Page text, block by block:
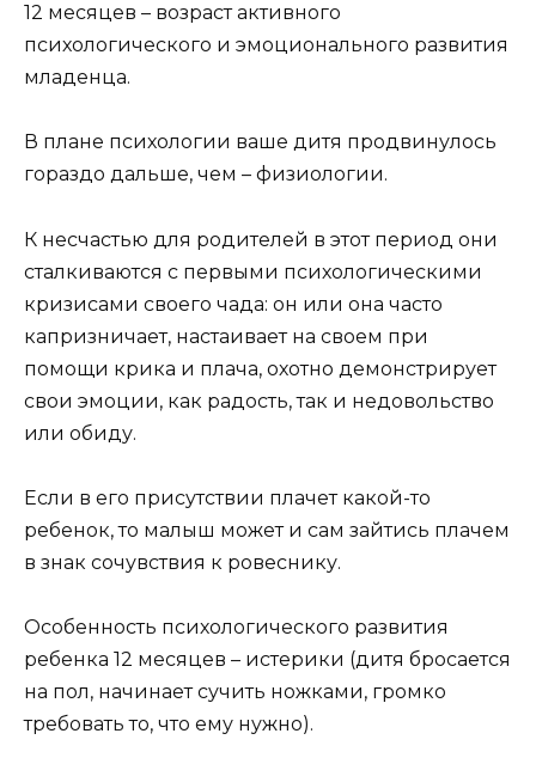
12 месяцев – возраст активного
психологического и эмоционального развития
младенца.
В плане психологии ваше дитя продвинулось
гораздо дальше, чем – физиологии.
К несчастью для родителей в этот период они
сталкиваются с первыми психологическими
кризисами своего чада: он или она часто
капризничает, настаивает на своем при
помощи крика и плача, охотно демонстрирует
свои эмоции, как радость, так и недовольство
или обиду.
Если в его присутствии плачет какой-то
ребенок, то малыш может и сам зайтись плачем
в знак сочувствия к ровеснику.
Особенность психологического развития
ребенка 12 месяцев – истерики (дитя бросается
на пол, начинает сучить ножками, громко
требовать то, что ему нужно).